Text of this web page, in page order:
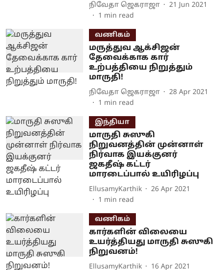
நிவேதா ஜெகராஜா
21 Jun 2021
1 min read
வணிகம்
மருத்துவ ஆக்சிஜன்
தேவைக்காக கார்
உற்பத்தியை நிறுத்தும்
மாருதி!
நிவேதா ஜெகராஜா
28 Apr 2021
1 min read
இந்தியா
மாருதி சுஸுகி
நிறுவனத்தின் முன்னாள்
நிர்வாக இயக்குனர்
ஜகதீஷ் கட்டர்
மாரடைப்பால் உயிரிழப்பு
EllusamyKarthik
26 Apr 2021
1 min read
வணிகம்
கார்களின் விலையை
உயர்த்தியது மாருதி சுஸுகி
நிறுவனம்!
EllusamyKarthik
16 Apr 2021